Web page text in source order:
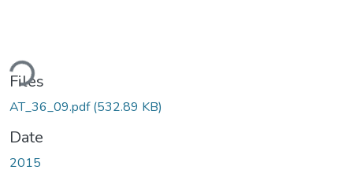
Files
АТ_36_09.pdf(532.89 KB)
Date
2015